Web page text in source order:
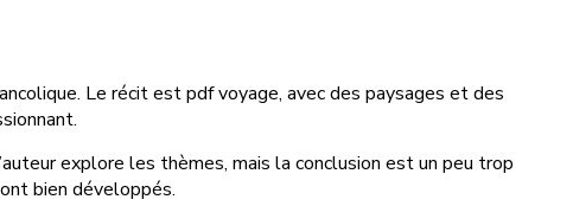
Le récit est pdf voyage, avec des paysages et des
explore les thèmes, mais la conclusion est un peu trop
bien développés.